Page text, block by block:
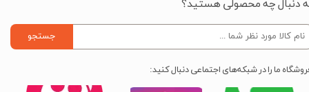
دنبال چه محصولی هستید؟
جستجو
ما را در شبکه‌های اجتماعی دنبال کنید: